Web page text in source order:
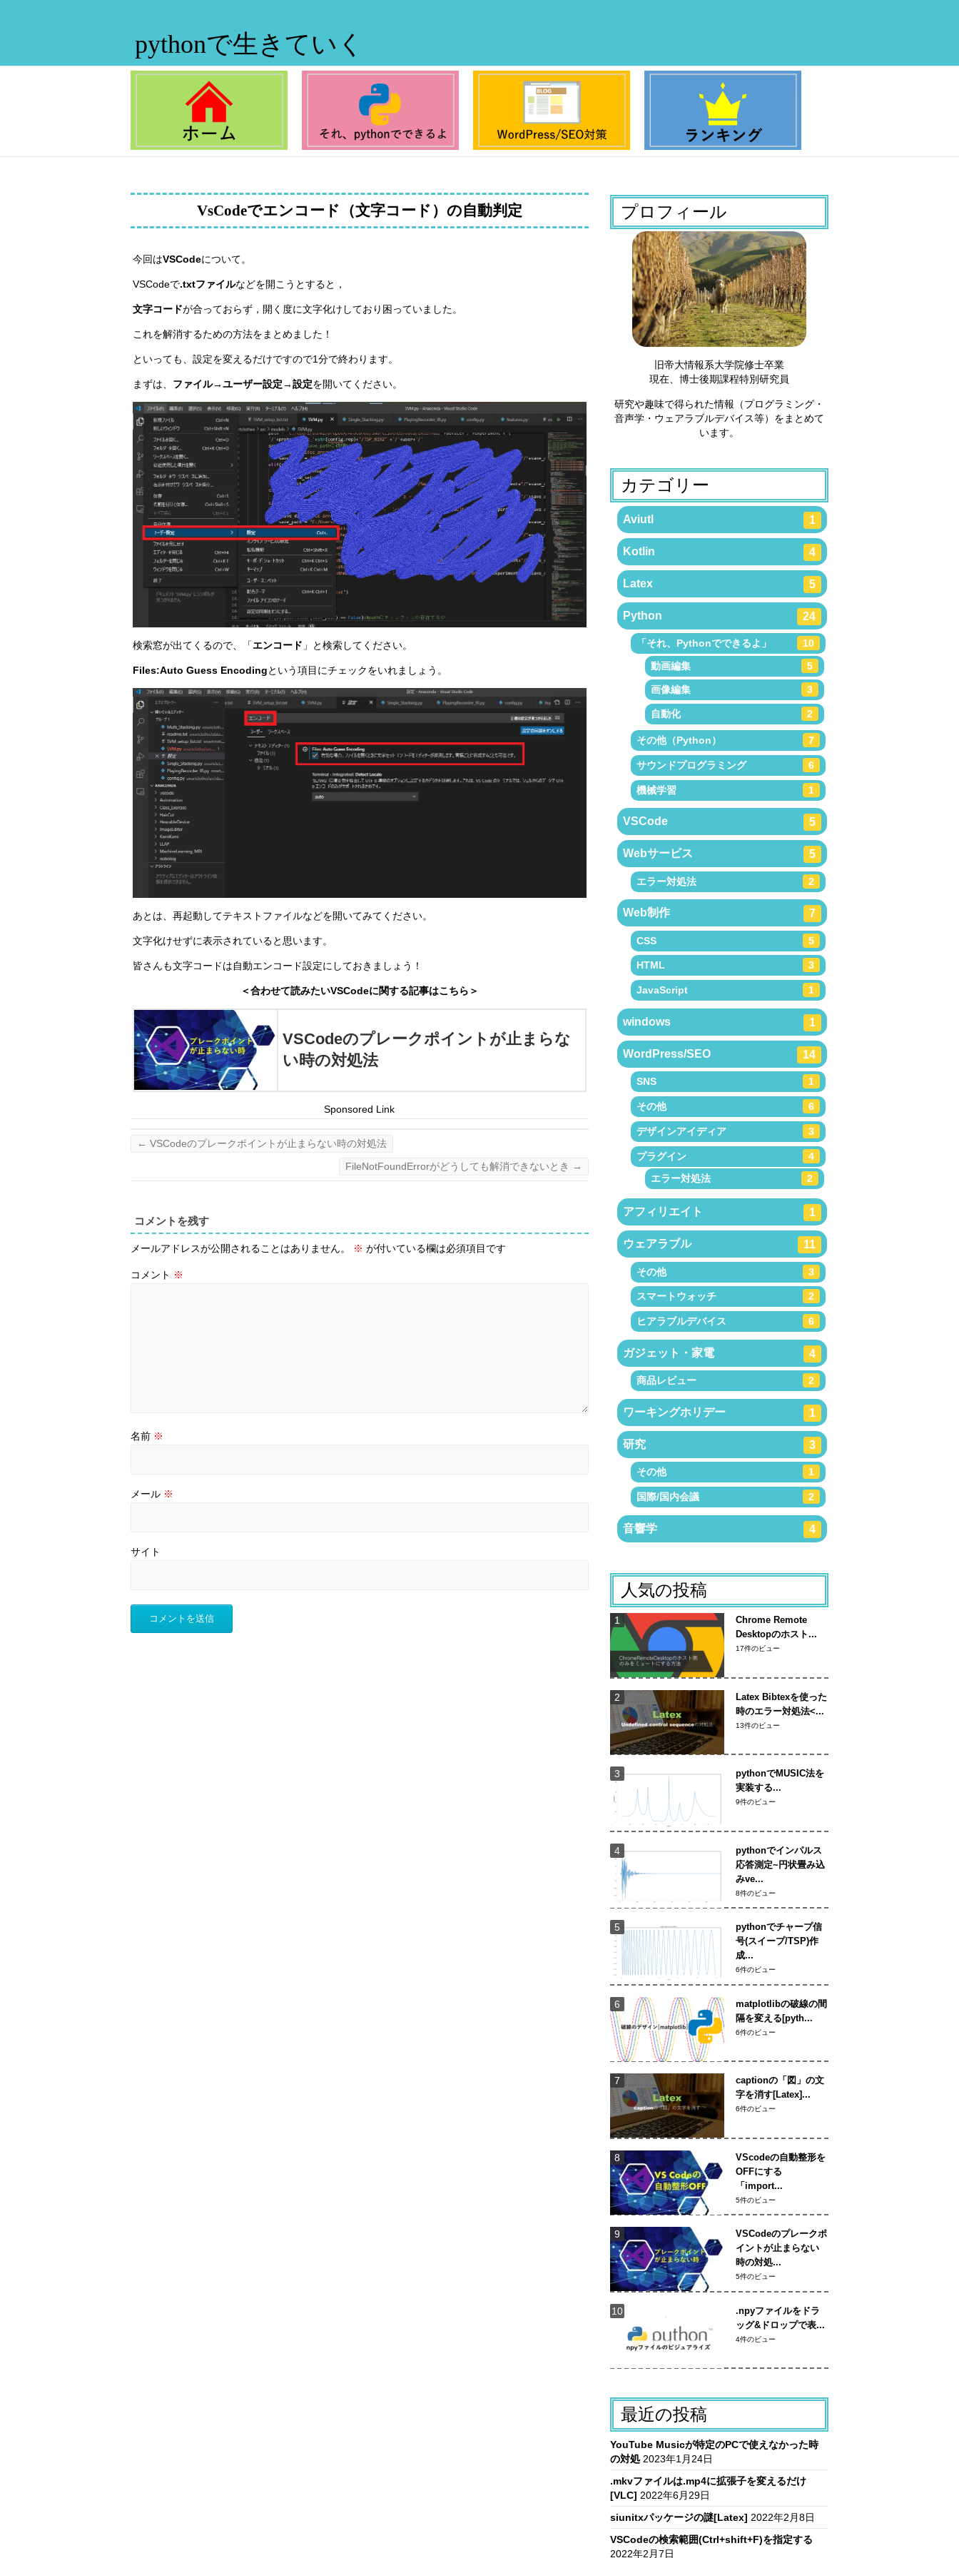
pythonで生きていく
VsCodeでエンコード（文字コード）の自動判定
今回はVSCodeについて。
VSCodeで.txtファイルなどを開こうとすると，
文字コードが合っておらず，開く度に文字化けしており困っていました。
これを解消するための方法をまとめました！
といっても、設定を変えるだけですので1分で終わります。
まずは、 ファイル→ユーザー設定→設定を開いてください。
検索窓が出てくるので、「エンコード 」と検索してください。
Files:Auto Guess Encodingという項目にチェックをいれましょう。
あとは、再起動してテキストファイルなどを開いてみてください。
文字化けせずに表示されていると思います。
皆さんも文字コードは自動エンコード設定にしておきましょう！
＜合わせて読みたいVSCodeに関する記事はこちら＞
VSCodeのプレークポイントが止まらな
い時の対処法
Sponsored Link
← VSCodeのプレークポイントが止まらない時の対処法
FileNotFoundErrorがどうしても解消できないとき
→
コメントを残す
メールアドレスが公開されることはありません。 ※ が付いている欄は必須項目です
コメント ※
名前 ※
メール ※
サイト
プロフィール
旧帝大情報系大学院修士卒業
現在、博士後期課程特別研究員
研究や趣味で得られた情報（プログラミング・
音声学・ウェアラブルデバイス等）をまとめて
います。
カテゴリー
Aviutl 1
Kotlin 4
Latex 5
Python 24
「それ、Pythonでできるよ」
10
動画編集
5
画像編集 3
自動化 2
その他（Python） 7
サウンドプログラミング 6
機械学習 1
VSCode 5
Webサービス 5
エラー対処法 2
Web制作 7
CSS 5
HTML 3
JavaScript 1
windows 1
WordPress/SEO 14
SNS 1
その他 6
デザインアイディア 3
プラグイン
4
エラー対処法
2
アフィリエイト 1
ウェアラブル 11
その他 3
スマートウォッチ 2
ヒアラブルデバイス 6
ガジェット・家電 4
商品レビュー 2
ワーキングホリデー 1
研究 3
その他 1
国際/国内会議 2
音響学 4
人気の投稿
Chrome Remote
Desktopのホスト...
17件のビュー
Latex Bibtexを使った
時のエラー対処法<...
13件のビュー
pythonでMUSIC法を
実装する...
9件のビュー
pythonでインパルス
応答測定~円状畳み込
みve...
8件のビュー
pythonでチャープ信
号(スイープ/TSP)作
成...
6件のビュー
matplotlibの破線の間
隔を変える[pyth...
6件のビュー
captionの「図」の文
字を消す[Latex]...
6件のビュー
VScodeの自動整形を
OFFにする
「import...
5件のビュー
VSCodeのプレークポ
イントが止まらない
時の対処...
5件のビュー
.npyファイルをドラ
ッグ&ドロップで表...
4件のビュー
最近の投稿
YouTube Musicが特定のPCで使えなかった時
の対処 2023年1月24日
.mkvファイルは.mp4に拡張子を変えるだけ
[VLC] 2022年6月29日
siunitxパッケージの謎[Latex] 2022年2月8日
VSCodeの検索範囲(Ctrl+shift+F)を指定する
2022年2月7日